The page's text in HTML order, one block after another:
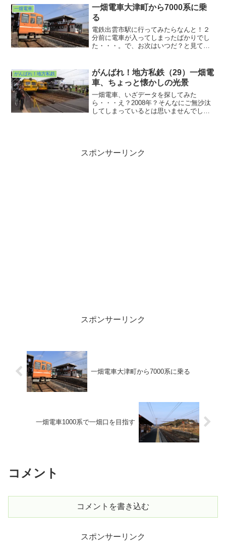
直後には・・・こんな展望席、見たこと
ないですわw。幸い空いていたのでここに
座らせていただきましたw。
一畑電車
一畑電車大津町から7000系に乗
る
電鉄出雲市駅に行ってみたらなんと！２
分前に電車が入ってしまったばかりでし
た・・・。で、お次はいつだ？と見てみ
くださった方、ありがとうございます。
１時間もぼーっとしてるのも嫌なんでこ
こから１駅歩ってしまおう、と。
がんばれ！地方私鉄
がんばれ！地方私鉄（29）一畑電
車、ちょっと懐かしの光景
一畑電車、いざデータを探してみた
ら・・・え？2008年？そんなにご無沙汰
してしまっているとは思いませんでし
スポンサーリンク
スポンサーリンク
一畑電車大津町から7000系に乗る
一畑電車1000系で一畑口を目指す
コメント
コメントを書き込む
スポンサーリンク